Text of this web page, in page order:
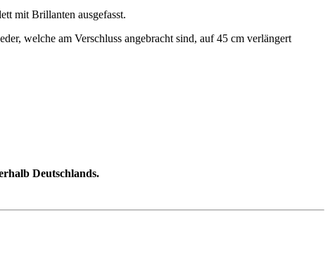
mit Brillanten ausgefasst.
welche am Verschluss angebracht sind, auf 45 cm verlängert
Deutschlands.